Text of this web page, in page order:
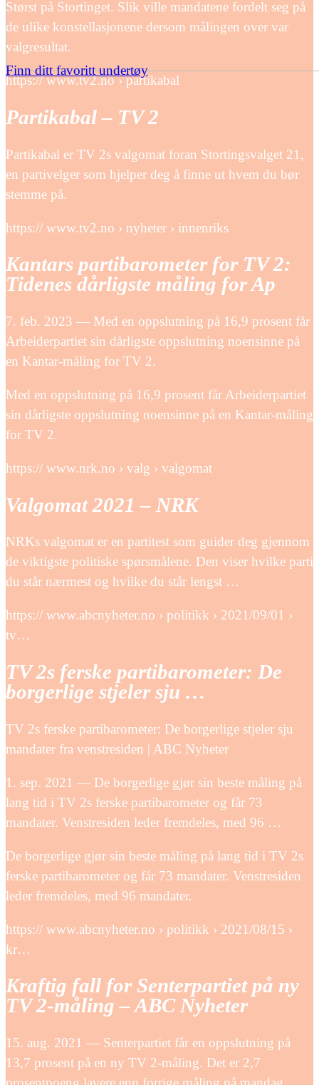
Finn ditt favoritt undertøy
Størst på Stortinget. Slik ville mandatene fordelt seg på
de ulike konstellasjonene dersom målingen over var
valgresultat.
https:// www.tv2.no › partikabal
Partikabal – TV 2
Partikabal er TV 2s valgomat foran Stortingsvalget 21,
en partivelger som hjelper deg å finne ut hvem du bør
stemme på.
https:// www.tv2.no › nyheter › innenriks
Kantars partibarometer for TV 2:
Tidenes dårligste måling for Ap
7. feb. 2023 — Med en oppslutning på 16,9 prosent får
Arbeiderpartiet sin dårligste oppslutning noensinne på
en Kantar-måling for TV 2.
Med en oppslutning på 16,9 prosent får Arbeiderpartiet
sin dårligste oppslutning noensinne på en Kantar-måling
for TV 2.
https:// www.nrk.no › valg › valgomat
Valgomat 2021 – NRK
NRKs valgomat er en partitest som guider deg gjennom
de viktigste politiske spørsmålene. Den viser hvilke parti
du står nærmest og hvilke du står lengst …
https:// www.abcnyheter.no › politikk › 2021/09/01 ›
tv…
TV 2s ferske partibarometer: De
borgerlige stjeler sju …
TV 2s ferske partibarometer: De borgerlige stjeler sju
mandater fra venstresiden | ABC Nyheter
1. sep. 2021 — De borgerlige gjør sin beste måling på
lang tid i TV 2s ferske partibarometer og får 73
mandater. Venstresiden leder fremdeles, med 96 …
De borgerlige gjør sin beste måling på lang tid i TV 2s
ferske partibarometer og får 73 mandater. Venstresiden
leder fremdeles, med 96 mandater.
https:// www.abcnyheter.no › politikk › 2021/08/15 ›
kr…
Kraftig fall for Senterpartiet på ny
TV 2-måling – ABC Nyheter
15. aug. 2021 — Senterpartiet får en oppslutning på
13,7 prosent på en ny TV 2-måling. Det er 2,7